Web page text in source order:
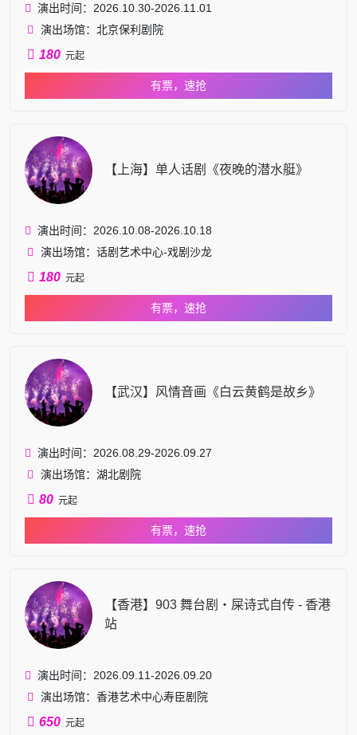
演出时间：2026.10.30-2026.11.01
演出场馆：北京保利剧院
180 元起
有票，速抢
【上海】单人话剧《夜晚的潜水艇》
演出时间：2026.10.08-2026.10.18
演出场馆：话剧艺术中心-戏剧沙龙
180 元起
有票，速抢
【武汉】风情音画《白云黄鹤是故乡》
演出时间：2026.08.29-2026.09.27
演出场馆：湖北剧院
80 元起
有票，速抢
【香港】903 舞台剧・屎诗式自传 - 香港
站
演出时间：2026.09.11-2026.09.20
演出场馆：香港艺术中心寿臣剧院
650 元起